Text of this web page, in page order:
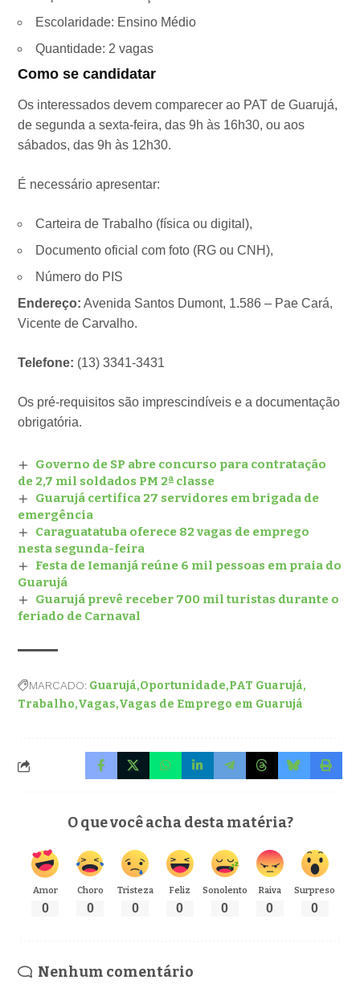
Escolaridade: Ensino Médio
Quantidade: 2 vagas
Como se candidatar
Os interessados devem comparecer ao PAT de Guarujá,
de segunda a sexta-feira, das 9h às 16h30, ou aos
sábados, das 9h às 12h30.
É necessário apresentar:
Carteira de Trabalho (física ou digital),
Documento oficial com foto (RG ou CNH),
Número do PIS
Endereço: Avenida Santos Dumont, 1.586 – Pae Cará,
Vicente de Carvalho.
Telefone: (13) 3341-3431
Os pré-requisitos são imprescindíveis e a documentação
obrigatória.
Governo de SP abre concurso para contratação
de 2,7 mil soldados PM 2ª classe
Guarujá certifica 27 servidores em brigada de
emergência
Caraguatatuba oferece 82 vagas de emprego
nesta segunda-feira
Festa de Iemanjá reúne 6 mil pessoas em praia do
Guarujá
Guarujá prevê receber 700 mil turistas durante o
feriado de Carnaval
MARCADO: Guarujá Oportunidade PAT Guarujá
Trabalho Vagas Vagas de Emprego em Guarujá
O que você acha desta matéria?
Amor
0
Choro
0
Tristeza
0
Feliz
0
Sonolento
0
Raiva
0
Surpreso
0
Nenhum comentário